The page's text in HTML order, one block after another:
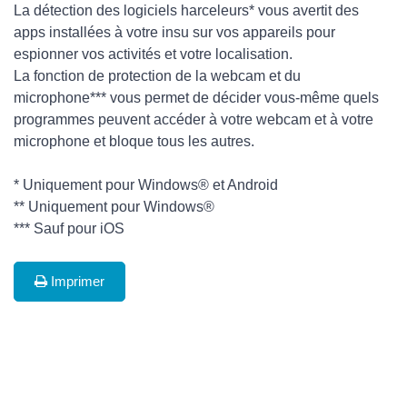
La détection des logiciels harceleurs* vous avertit des
apps installées à votre insu sur vos appareils pour
espionner vos activités et votre localisation.
La fonction de protection de la webcam et du
microphone*** vous permet de décider vous-même quels
programmes peuvent accéder à votre webcam et à votre
microphone et bloque tous les autres.
* Uniquement pour Windows® et Android
** Uniquement pour Windows®
*** Sauf pour iOS
Imprimer